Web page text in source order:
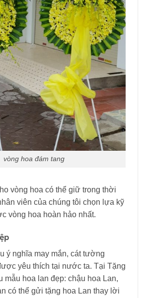
vòng hoa đám tang
vòng hoa có thể giữ trong thời
viên của chúng tôi chọn lựa kỹ
vòng hoa hoàn hảo nhất.
ý nghĩa may mắn, cát tường
yêu thích tại nước ta. Tại Tặng
mẫu hoa lan đẹp: chậu hoa Lan,
có thể gửi tặng hoa Lan thay lời